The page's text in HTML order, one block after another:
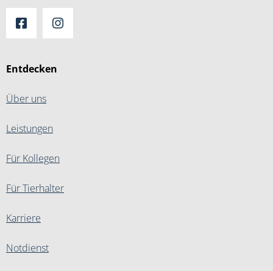
Entdecken
Über uns
Leistungen
Für Kollegen
Für Tierhalter
Karriere
Notdienst